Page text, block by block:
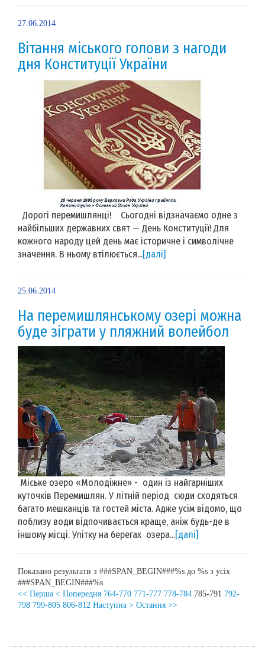
27.06.2014
Вітання міського голови з нагоди
дня Конституції України
Дорогі перемишлянці! Сьогодні відзначаємо одне з
найбільших державних свят — День Конституції! Для
кожного народу цей день має історичне і символічне
значення. В ньому втілюється...[далі]
25.06.2014
На перемишлянському озері можна
буде зіграти у пляжний волейбол
Міське озеро «Молодіжне» - один із найгарніших
куточків Перемишлян. У літній період сюди сходяться
багато мешканців та гостей міста. Адже усім відомо, що
поблизу води відпочивається краще, аніж будь-де в
іншому місці. Улітку на берегах озера...[далі]
Показано результати з ###SPAN_BEGIN###%s до %s з усіх
###SPAN_BEGIN###%s
<< Перша < Попередня 764-770 771-777 778-784 785-791 792-
798 799-805 806-812 Наступна > Остання >>